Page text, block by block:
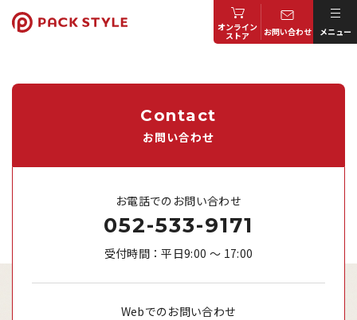
オンライン
ストア お問い合わせ メニュー
Contact
お問い合わせ
お電話でのお問い合わせ
052-533-9171
受付時間：平日9:00 ～ 17:00
Webでのお問い合わせ